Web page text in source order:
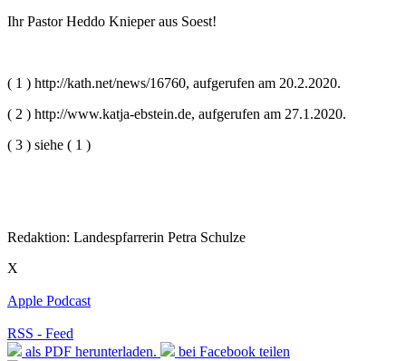
Ihr Pastor Heddo Knieper aus Soest!
( 1 ) http://kath.net/news/16760, aufgerufen am 20.2.2020.
( 2 ) http://www.katja-ebstein.de, aufgerufen am 27.1.2020.
( 3 ) siehe ( 1 )
Redaktion: Landespfarrerin Petra Schulze
X
Apple Podcast
RSS - Feed
als PDF herunterladen.
bei Facebook teilen